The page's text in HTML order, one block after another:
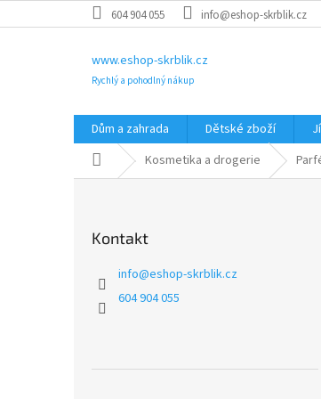
na
604 904 055 info@eshop-skrblik.cz
www.eshop-skrblik.cz
Rychlý a pohodlný nákup
Dům a zahrada Dětské zboží
Domů Kosmetika a drogerie
Kontakt
info@eshop-skrblik.cz
604 904 055